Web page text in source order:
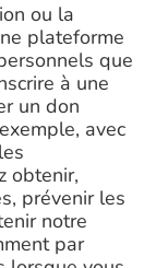
ou la
plateforme
que
à une
un don
avec
obtenir,
prévenir les
notre
par